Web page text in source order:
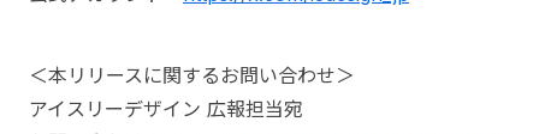
＜本リリースに関するお問い合わせ＞
アイスリーデザイン 広報担当宛